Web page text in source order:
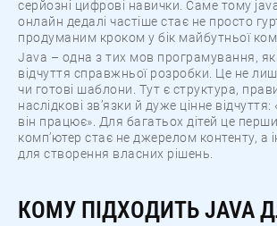
серйозні цифрові навички. Саме тому
онлайн дедалі частіше стає не просто
продуманим кроком у бік майбутньої
Java – одна з тих мов програмування,
відчуття справжньої розробки. Це не
чи готові шаблони. Тут є структура,
наслідкові зв’язки й дуже цінне
він працює». Для багатьох дітей це
комп’ютер стає не джерелом контенту, а
для створення власних рішень.
КОМУ ПІДХОДИТЬ JAVA